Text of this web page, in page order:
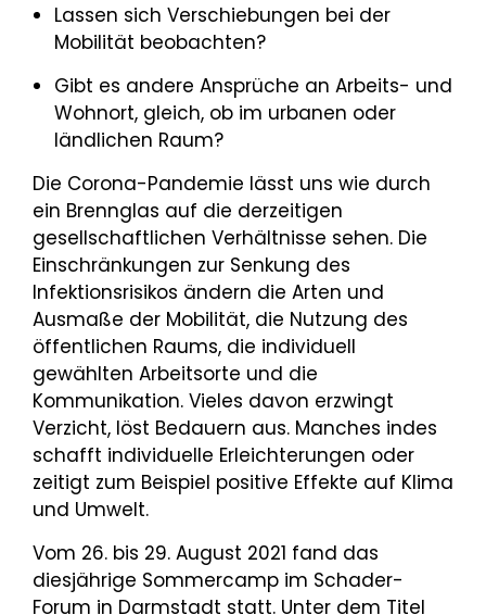
Lassen sich Verschiebungen bei der
Mobilität beobachten?
Gibt es andere Ansprüche an Arbeits- und
Wohnort, gleich, ob im urbanen oder
ländlichen Raum?
Die Corona-Pandemie lässt uns wie durch
ein Brennglas auf die derzeitigen
gesellschaftlichen Verhältnisse sehen. Die
Einschränkungen zur Senkung des
Infektionsrisikos ändern die Arten und
Ausmaße der Mobilität, die Nutzung des
öffentlichen Raums, die individuell
gewählten Arbeitsorte und die
Kommunikation. Vieles davon erzwingt
Verzicht, löst Bedauern aus. Manches indes
schafft individuelle Erleichterungen oder
zeitigt zum Beispiel positive Effekte auf Klima
und Umwelt.
Vom 26. bis 29. August 2021 fand das
diesjährige Sommercamp im Schader-
Forum in Darmstadt statt. Unter dem Titel